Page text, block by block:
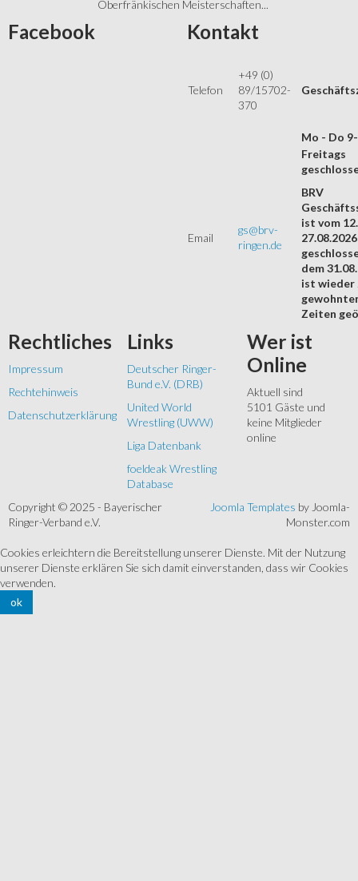
Oberfränkischen Meisterschaften...
Facebook Kontakt
Telefon
+49 (0)
89/15702-
370
Mo - Do
Email
gs@brv-
ringen.de
Freitags
BRV
ist vom
27.08.2026
dem
ist wieder
Zeiten
Rechtliches
Impressum
Rechtehinweis
Datenschutzerklärung
Links
Deutscher Ringer-
Bund e.V. (DRB)
United World
Wrestling (UWW)
Liga Datenbank
foeldeak Wrestling
Database
Wer ist
Online
Aktuell sind
5101 Gäste und
keine Mitglieder
online
Copyright © 2025 - Bayerischer
Ringer-Verband e.V.
Joomla Templates by Joomla-
Monster.com
Cookies erleichtern die Bereitstellung unserer Dienste. Mit der Nutzung
unserer Dienste erklären Sie sich damit einverstanden, dass wir Cookies
verwenden.
ok